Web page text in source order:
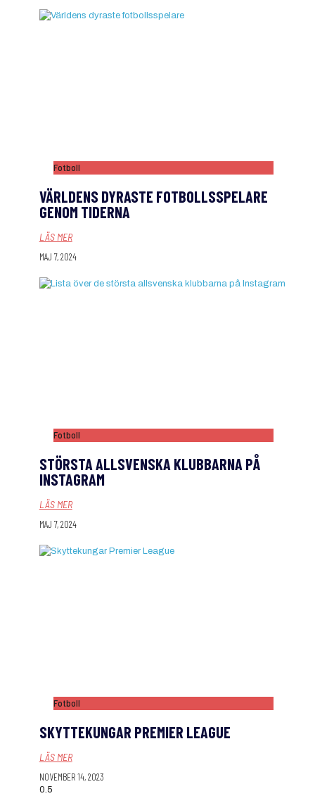
Fotboll
VÄRLDENS DYRASTE FOTBOLLSSPELARE
GENOM TIDERNA
LÄS MER
MAJ 7, 2024
Fotboll
STÖRSTA ALLSVENSKA KLUBBARNA PÅ
INSTAGRAM
LÄS MER
MAJ 7, 2024
Fotboll
SKYTTEKUNGAR PREMIER LEAGUE
LÄS MER
NOVEMBER 14, 2023